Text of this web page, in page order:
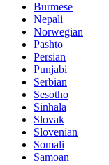
Burmese
Nepali
Norwegian
Pashto
Persian
Punjabi
Serbian
Sesotho
Sinhala
Slovak
Slovenian
Somali
Samoan